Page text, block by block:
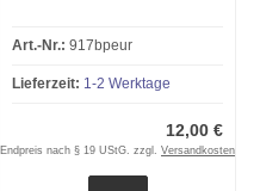
Art.-Nr.: 917bpeur
Lieferzeit: 1-2 Werktage
12,00 €
Endpreis nach § 19 UStG. zzgl. Versandkosten